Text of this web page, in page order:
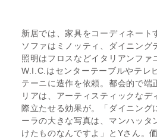
新居では、家具をコーディネート
ソファはミノッティ、ダイニング
照明はフロスなどイタリアンファ
W.I.C.はセンターテーブルやテレ
テーニに造作を依頼。都会的で端
リアは、アーティスティックなデ
際立たせる効果が。「ダイニング
ーラの大きな写真は、マンハッタ
けたものなんですよ」とYさん。